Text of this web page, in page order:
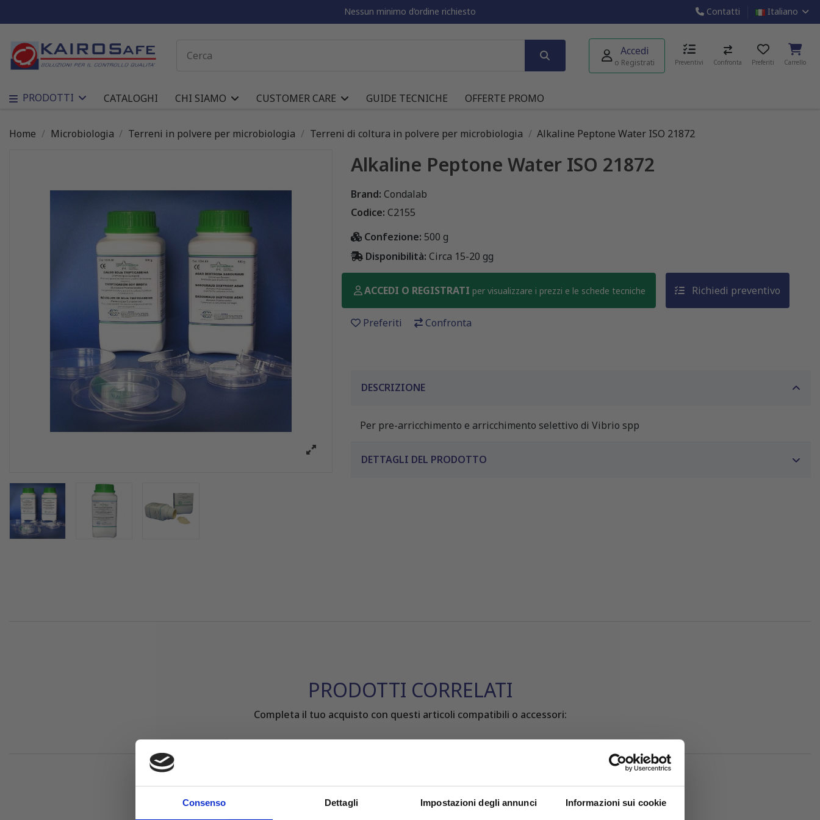
Consenso Dettagli Impostazioni degli annunci Informazioni sui cookie
Nessun minimo d’ordine richiesto Contatti Italiano
Accedi
o Registrati Preventivi Confronta Preferiti Carrello
PRODOTTI CATALOGHI CHI SIAMO CUSTOMER CARE GUIDE TECNICHE OFFERTE PROMO
Home Microbiologia Terreni in polvere per microbiologia Terreni di coltura in polvere per microbiologia Alkaline Peptone Water ISO 21872
Alkaline Peptone Water ISO 21872
Brand: Condalab
Codice: C2155
Confezione: 500 g
Disponibilità: Circa 15-20 gg
ACCEDI O REGISTRATI per visualizzare i prezzi e le schede tecniche Richiedi preventivo
Preferiti Confronta
DESCRIZIONE
Per pre-arricchimento e arricchimento selettivo di Vibrio spp
DETTAGLI DEL PRODOTTO
PRODOTTI CORRELATI
Completa il tuo acquisto con questi articoli compatibili o accessori: